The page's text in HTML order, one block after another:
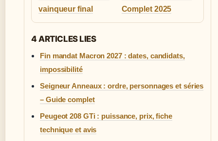
vainqueur final
Complet 2025
4 ARTICLES LIES
Fin mandat Macron 2027 : dates, candidats,
impossibilité
Seigneur Anneaux : ordre, personnages et séries
– Guide complet
Peugeot 208 GTi : puissance, prix, fiche
technique et avis